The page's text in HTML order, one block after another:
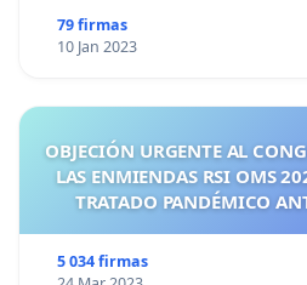
79 firmas
10 Jan 2023
OBJECIÓN URGENTE AL
LAS ENMIENDAS RSI OMS
TRATADO PANDÉMICO
5 034 firmas